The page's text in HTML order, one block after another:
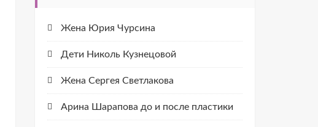
Жена Юрия Чурсина
Дети Николь Кузнецовой
Жена Сергея Светлакова
Арина Шарапова до и после пластики